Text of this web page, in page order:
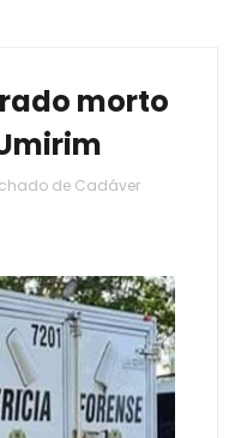
morto
de Cadáver